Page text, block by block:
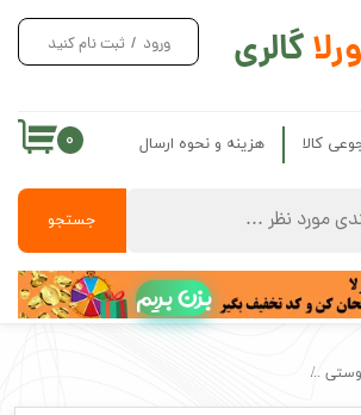
گالری
جستجو
ورود / ثبت نام کنید
۰ کالا هزینه و نحوه ارسال
بزن بریم